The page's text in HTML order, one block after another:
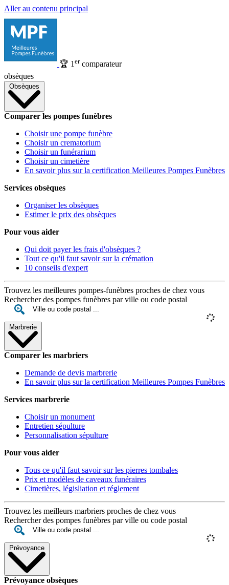
Aller au contenu principal
🏆 1 ercomparateur
obsèques
Obsèques
Comparer les pompes funèbres
Choisir une pompe funèbre
Choisir un crematorium
Choisir un funérarium
Choisir un cimetière
En savoir plus sur la certification Meilleures Pompes Funèbres
Services obsèques
Organiser les obsèques
Estimer le prix des obsèques
Pour vous aider
Qui doit payer les frais d'obsèques ?
Tout ce qu'il faut savoir sur la crémation
10 conseils d'expert
Trouvez les meilleures pompes-funèbres proches de chez vous
Rechercher des pompes funèbres par ville ou code postal
Marbrerie
Comparer les marbriers
Demande de devis marbrerie
En savoir plus sur la certification Meilleures Pompes Funèbres
Services marbrerie
Choisir un monument
Entretien sépulture
Personnalisation sépulture
Pour vous aider
Tous ce qu'il faut savoir sur les pierres tombales
Prix et modèles de caveaux funéraires
Cimetières, législiation et réglement
Trouvez les meilleurs marbriers proches de chez vous
Rechercher des pompes funèbres par ville ou code postal
Prévoyance
Prévoyance obsèques